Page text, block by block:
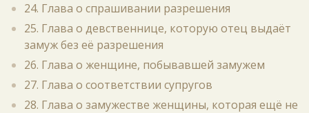
24. Глава о спрашивании разрешения
25. Глава о девственнице, которую отец выдаёт
замуж без её разрешения
26. Глава о женщине, побывавшей замужем
27. Глава о соответствии супругов
28. Глава о замужестве женщины, которая ещё не